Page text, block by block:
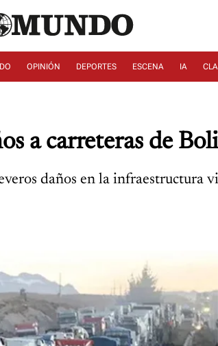
OPINIÓN DEPORTES ESCENA IA
a carreteras de
daños en la infraestructura